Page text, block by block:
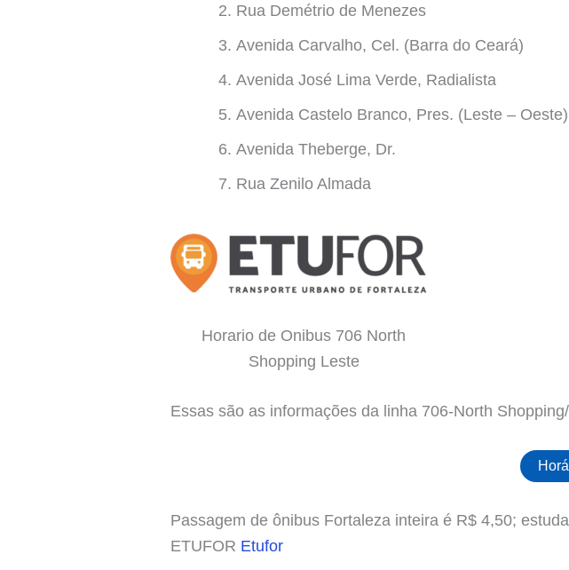
Rua Demétrio de Menezes
Avenida Carvalho, Cel. (Barra do Ceará)
Avenida José Lima Verde, Radialista
Avenida Castelo Branco, Pres. (Leste – Oeste)
Avenida Theberge, Dr.
Rua Zenilo Almada
Horario de Onibus 706 North
Shopping Leste
Essas são as informações da linha 706-North
Passagem de ônibus Fortaleza inteira é R$ 4,50;
ETUFOR Etufor